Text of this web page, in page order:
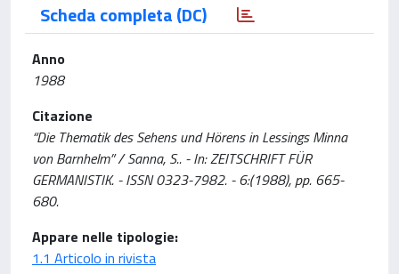
Scheda completa (DC)
Anno
1988
Citazione
“Die Thematik des Sehens und Hörens in Lessings Minna
von Barnhelm” / Sanna, S.. - In: ZEITSCHRIFT FÜR
GERMANISTIK. - ISSN 0323-7982. - 6:(1988), pp. 665-
680.
Appare nelle tipologie:
1.1 Articolo in rivista